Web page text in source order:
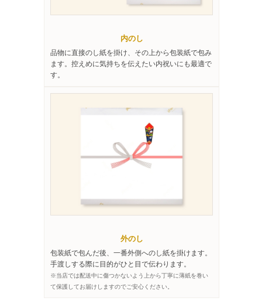
内のし
品物に直接のし紙を掛け、その上から包装紙で包み
ます。控えめに気持ちを伝えたい内祝いにも最適で
す。
外のし
包装紙で包んだ後、一番外側へのし紙を掛けます。
手渡しする際に目的がひと目で伝わります。
※当店では配送中に傷つかないよう上から丁寧に薄紙を巻い
て保護してお届けしますのでご安心ください。